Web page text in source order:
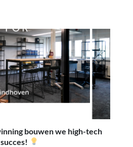
bouwen we high-tech
succes!